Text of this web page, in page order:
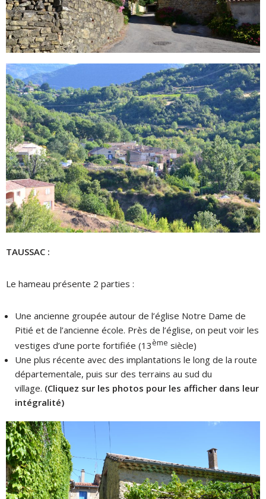
TAUSSAC :
Le hameau présente 2 parties :
Une ancienne groupée autour de l’église Notre Dame de
Pitié et de l’ancienne école. Près de l’église, on peut voir les
vestiges d’une porte fortifiée (13ème siècle)
Une plus récente avec des implantations le long de la route
départementale, puis sur des terrains au sud du
village. (Cliquez sur les photos pour les afficher dans leur
intégralité)